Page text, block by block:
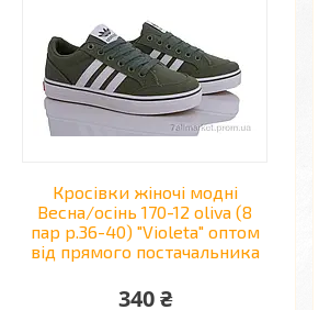
Кросівки жіночі модні
Весна/осінь 170-12 oliva (8
пар р.36-40) "Violeta" оптом
від прямого постачальника
340 ₴